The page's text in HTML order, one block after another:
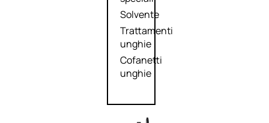
Solvente
Trattamenti
unghie
Cofanetti
unghie